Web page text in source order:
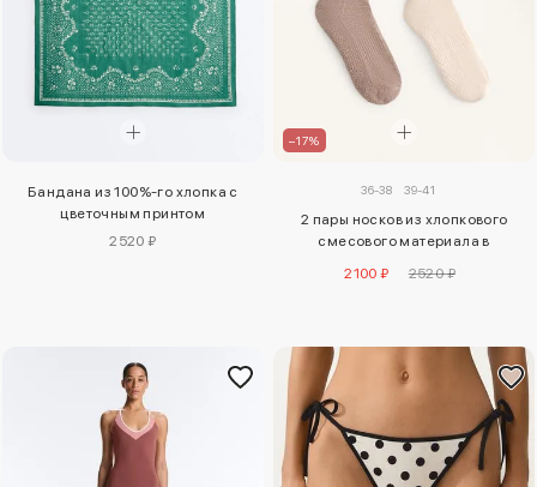
Бандана из 100%-го хлопка с
цветочным принтом
2520 ₽
–17%
36-38 39-41
2 пары носков из хлопкового
смесового материала в
2100 ₽ 2520 ₽